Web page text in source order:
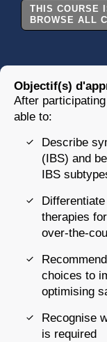
THIS COURSE
BROWSE ALL
Objectif(s)
After
able to:
Describe
(IBS) and
IBS
therapies
over-the-
choices to
optimising
Recognise
is required